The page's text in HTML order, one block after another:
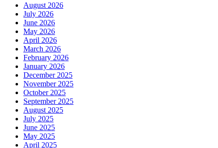
August 2026
July 2026
June 2026
May 2026
April 2026
March 2026
February 2026
January 2026
December 2025
November 2025
October 2025
September 2025
August 2025
July 2025
June 2025
May 2025
April 2025